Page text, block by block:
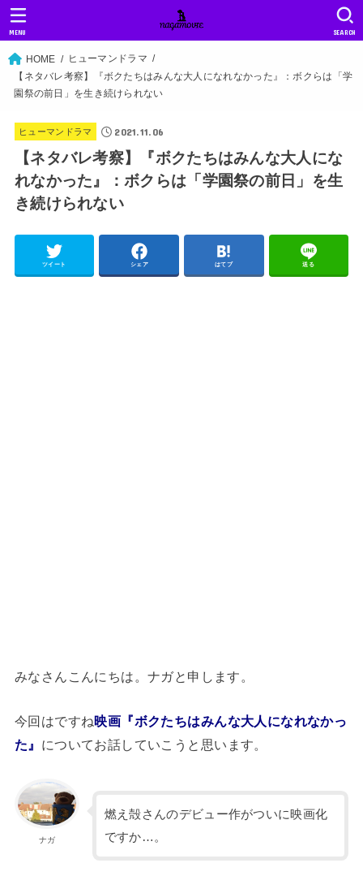
SEARCH
MENU
HOME
ヒューマンドラマ
【ネタバレ考察】『ボクたちはみんな大人になれなかった』：ボクらは「学
園祭の前日」を生き続けられない
ヒューマンドラマ 2021.11.06
【ネタバレ考察】『ボクたちはみんな大人にな
れなかった』：ボクらは「学園祭の前日」を生
き続けられない
ツイート シェア はてブ 送る
みなさんこんにちは。ナガと申します。
今回はですね映画『ボクたちはみんな大人になれなかっ
た』 についてお話していこうと思います。
ナガ
燃え殻さんのデビュー作がついに映画化
ですか…。